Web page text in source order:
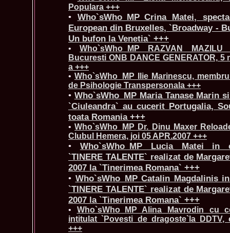
Populara +++
• Who`sWho_MP_Crina Matei,
European din Bruxelles, `Broadway -
Un bufon la Venetia` +++
•Who`sWho_MP RAZVAN
Bucuresti ONB DANCE GENERATOR, 5
a +++
• Who`sWho_MP Ilie Marinescu,
de Psihologie Transpersonala +++
• Who`sWho_MP Maria Tanase Marin
`Ciuleandra` au cucerit Portugalia,
toata Romania +++
•Who`sWho_MP Dr. Dinu Maxer
Clubul Hemera, joi 05 APR.2007 +++
• Who`sWho_MP Lucia Matei in
`TINERE TALENTE` realizat de
2007 la `Tinerimea Romana` +++
• Who`sWho_MP Catalin Magdalinis
`TINERE TALENTE` realizat de
2007 la `Tinerimea Romana` +++
• Who`sWho_MP Alina Mavrodin cu
intitulat `Povesti de dragoste`la DDTV,
+++